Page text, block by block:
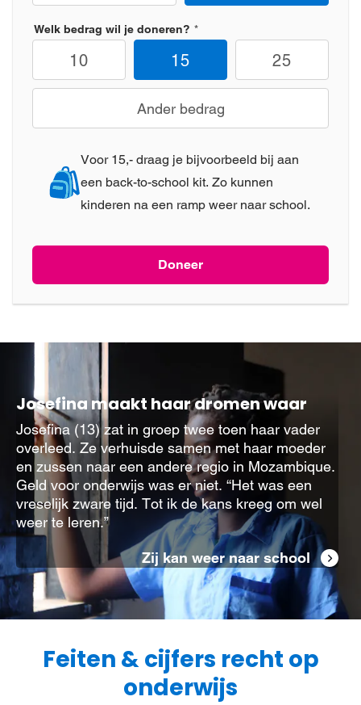
Welk bedrag wil je doneren?
10 15 25
Ander bedrag
Voor 15,- draag je bijvoorbeeld bij aan
een back-to-school kit. Zo kunnen
kinderen na een ramp weer naar school.
Doneer
Josefina maakt haar dromen waar
Josefina (13) zat in groep twee toen haar vader
overleed. Ze verhuisde samen met haar moeder
en zussen naar een andere regio in Mozambique.
Geld voor onderwijs was er niet. “Het was een
vreselijk zware tijd. Tot ik de kans kreeg om wel
weer te leren.”
Zij kan weer naar school
Feiten & cijfers recht op
onderwijs